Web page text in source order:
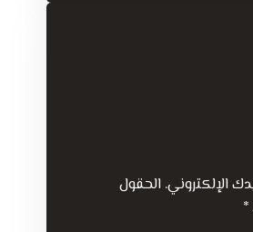
الإلكتروني. الحقول
*